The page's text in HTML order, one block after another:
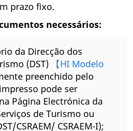
prazo fixo.
necessários:
da Direcção dos
(DST)
【HI Modelo
preenchido pelo
pode ser
Página Electrónica da
de Turismo ou
CSRAEM/ CSRAEM-I);